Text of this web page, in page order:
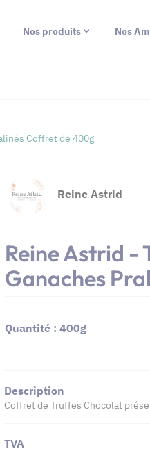
Nos produits Nos
Coffret de 400g
Reine Astrid
Reine Astrid -
Ganaches
Quantité : 400g
Description
Coffret de Truffes Chocolat
TVA